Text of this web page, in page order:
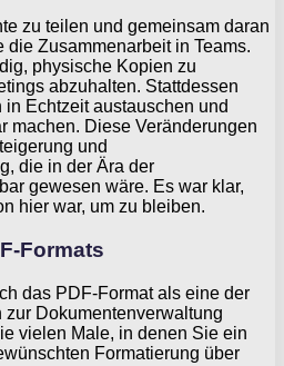
zu teilen und gemeinsam daran
Zusammenarbeit in Teams.
physische Kopien zu
abzuhalten. Stattdessen
Echtzeit austauschen und
machen. Diese Veränderungen
und
die in der Ära der
gewesen wäre. Es war klar,
hier war, um zu bleiben.
Formats
das PDF-Format als eine der
Dokumentenverwaltung
vielen Male, in denen Sie ein
Formatierung über